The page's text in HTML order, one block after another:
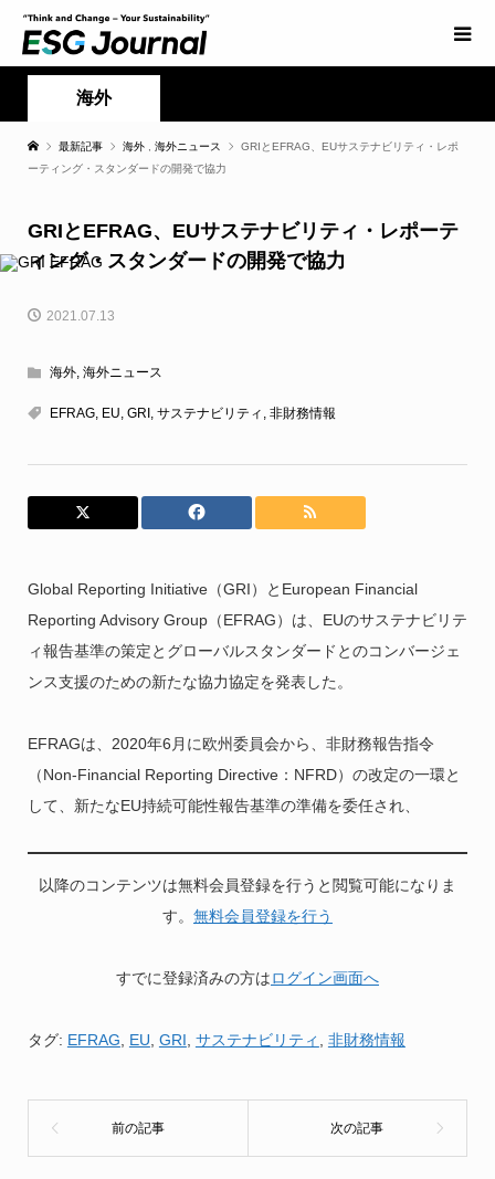
海外
最新記事 海外 海外ニュース
GRIとEFRAG、EUサステナビリティ・レポ
ーティング・スタンダードの開発で協力
GRIとEFRAG、EUサステナビリティ・レポーテ
ィング・スタンダードの開発で協力
2021.07.13
海外, 海外ニュース
EFRAG, EU, GRI , サステナビリティ , 非財務情報
Global Reporting Initiative（GRI）とEuropean Financial
Reporting Advisory Group（EFRAG）は、EUのサステナビリテ
ィ報告基準の策定とグローバルスタンダードとのコンバージェ
ンス支援のための新たな協力協定を発表した。
EFRAGは、2020年6月に欧州委員会から、非財務報告指令
（Non-Financial Reporting Directive：NFRD）の改定の一環と
して、新たなEU持続可能性報告基準の準備を委任され、
以降のコンテンツは無料会員登録を行うと閲覧可能になりま
す。 無料会員登録を行う
すでに登録済みの方はログイン画面へ
タグ: EFRAG EU GRI サステナビリティ 非財務情報